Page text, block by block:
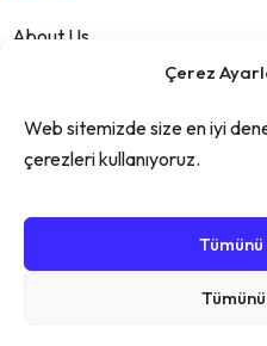
Çerez
Web sitemizde size en iyi
çerezleri kullanıyoruz.
About Us
FAQ
Terms Of Service